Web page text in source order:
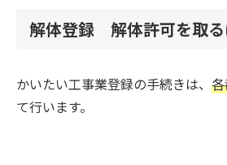
解体登録 解体許可を取る
かいたい工事業登録の手続きは、
て行います。